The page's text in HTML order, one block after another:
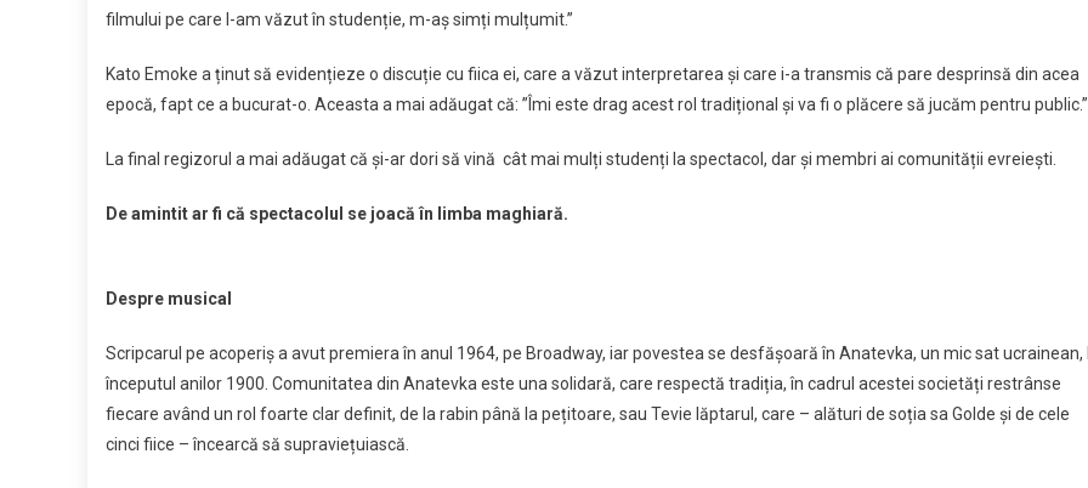
filmului pe care l-am văzut în studenție, m-aș simți mulțumit.”
Kato Emoke a ținut să evidențieze o discuție cu fiica ei, care a văzut interpretarea și care i-a transmis că pare desprinsă din acea
epocă, fapt ce a bucurat-o. Aceasta a mai adăugat că: ”Îmi este drag acest rol tradițional și va fi o plăcere să jucăm pentru public.”
La final regizorul a mai adăugat că și-ar dori să vină cât mai mulți studenți la spectacol, dar și membri ai comunității evreiești.
De amintit ar fi că spectacolul se joacă în limba maghiară.
Despre musical
Scripcarul pe acoperiș a avut premiera în anul 1964, pe Broadway, iar povestea se desfășoară în Anatevka, un mic sat ucrainean,
începutul anilor 1900. Comunitatea din Anatevka este una solidară, care respectă tradiția, în cadrul acestei societăți restrânse
fiecare având un rol foarte clar definit, de la rabin până la pețitoare, sau Tevie lăptarul, care – alături de soția sa Golde și de cele
cinci fiice – încearcă să supraviețuiască.